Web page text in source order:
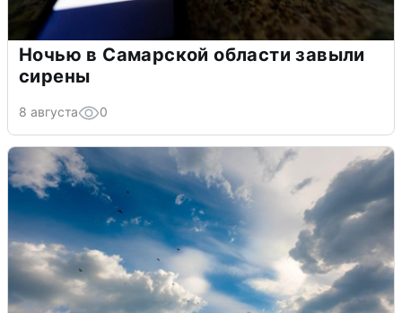
Ночью в Самарской области завыли
сирены
8 августа 0